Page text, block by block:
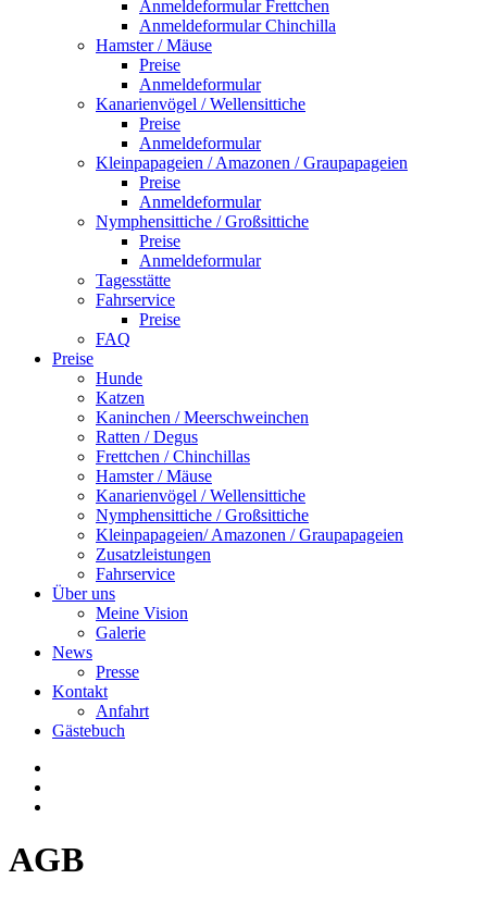
Anmeldeformular Frettchen
Anmeldeformular Chinchilla
Hamster / Mäuse
Preise
Anmeldeformular
Kanarienvögel / Wellensittiche
Preise
Anmeldeformular
Kleinpapageien / Amazonen / Graupapageien
Preise
Anmeldeformular
Nymphensittiche / Großsittiche
Preise
Anmeldeformular
Tagesstätte
Fahrservice
Preise
FAQ
Preise
Hunde
Katzen
Kaninchen / Meerschweinchen
Ratten / Degus
Frettchen / Chinchillas
Hamster / Mäuse
Kanarienvögel / Wellensittiche
Nymphensittiche / Großsittiche
Kleinpapageien/ Amazonen / Graupapageien
Zusatzleistungen
Fahrservice
Über uns
Meine Vision
Galerie
News
Presse
Kontakt
Anfahrt
Gästebuch
AGB